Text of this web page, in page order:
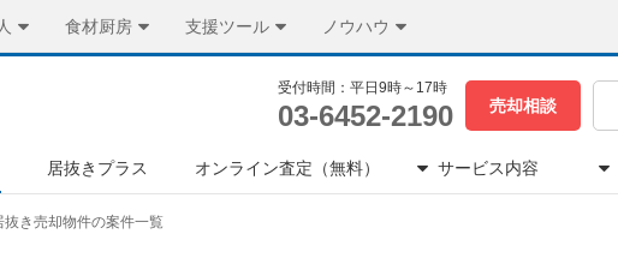
食材厨房 支援ツール ノウハウ
受付時間：平日9時～17時
03-6452-2190 売却相談
居抜きプラス オンライン査定（無料） サービス内容
抜き売却物件の案件一覧